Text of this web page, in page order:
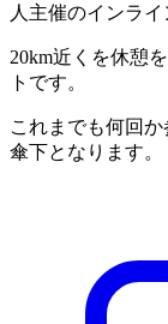
人主催のインライ
20km近くを休憩
トです。
これまでも何回
傘下となります。